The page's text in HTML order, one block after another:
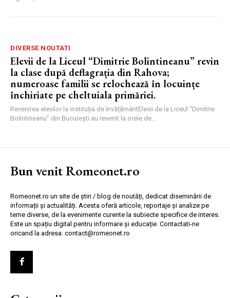
DIVERSE NOUTATI
Elevii de la Liceul “Dimitrie Bolintineanu” revin
la clase după deflagrația din Rahova;
numeroase familii se relochează în locuințe
închiriate pe cheltuiala primăriei.
Revenirea elevilor la instituția de învățământElevii de la Liceul “Dimitrie
Bolintineanu” din București au revenit la orele de...
Bun venit Romeonet.ro
Romeonet.ro un site de știri / blog de noutăți, dedicat diseminării de
informații și actualități. Acesta oferă articole, reportaje și analize pe
teme diverse, de la evenimente curente la subiecte specifice de interes.
Este un spațiu digital pentru informare și educație. Contactati-ne
oricand la adresa: contact@romeonet.ro